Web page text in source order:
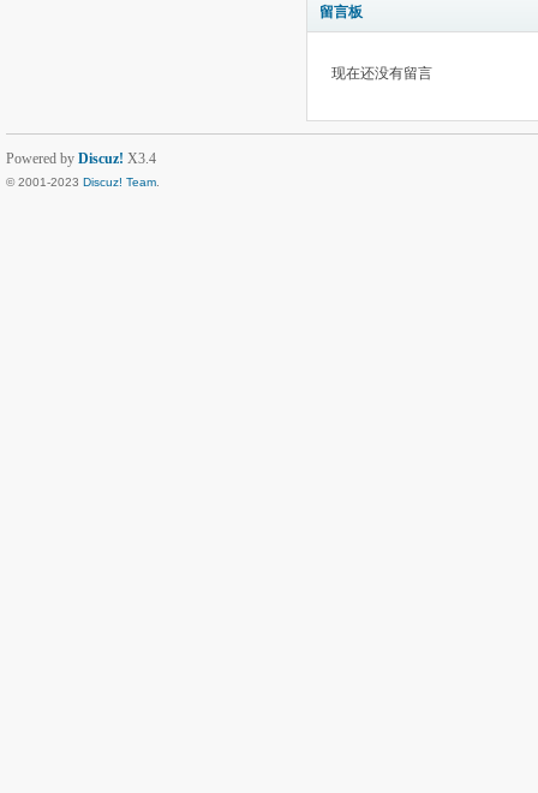
留言板
现在还没有留言
Powered by Discuz! X3.4
© 2001-2023 Discuz! Team